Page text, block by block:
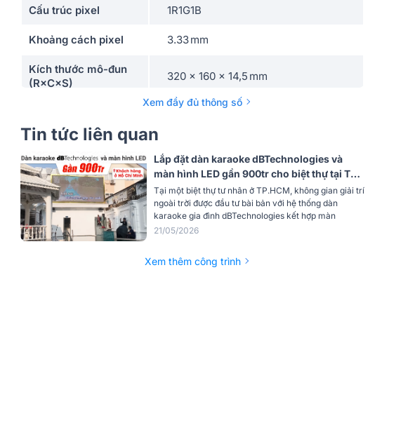
Cấu trúc pixel
1R1G1B
Khoảng cách pixel 3.33 mm
Kích thước mô-đun
(R×C×S)
320 × 160 × 14,5 mm
(W×H)
Mật độ điểm ảnh 90.000 chấm/m²
Trọng lượng mô-đun 0,45 kg
Diện tích mô-đun 0,0512 m²
Độ sáng cân bằng
Xem đầy đủ thông số
Tin tức liên quan
Lắp đặt dàn karaoke dBTechnologies và
màn hình LED gần 900tr cho biệt thự tại TP
HCM (Vio X206-100, Vio S115, CQ-12T,
BLX288A/B58)
Tại một biệt thự tư nhân ở TP.HCM, không gian giải trí
ngoài trời được đầu tư bài bản với hệ thống dàn
karaoke gia đình dBTechnologies kết hợp màn
21/05/2026
Xem thêm công trình